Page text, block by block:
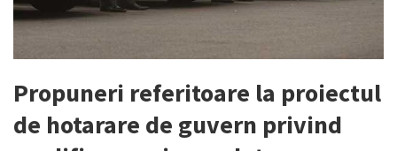
Propuneri referitoare la proiectul
de hotarare de guvern privind